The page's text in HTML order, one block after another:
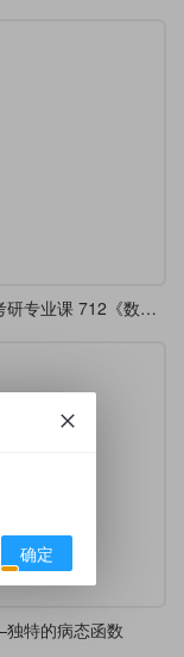
中南大学考研专业课 712《数学分析》历年真题 (2011 年-2023 年)
特的病态函数
确定